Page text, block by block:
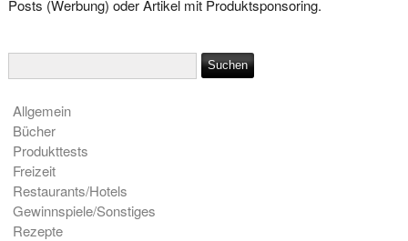
Posts (Werbung) oder Artikel mit Produktsponsoring.
Allgemein
Bücher
Produkttests
Freizeit
Restaurants/Hotels
Gewinnspiele/Sonstiges
Rezepte